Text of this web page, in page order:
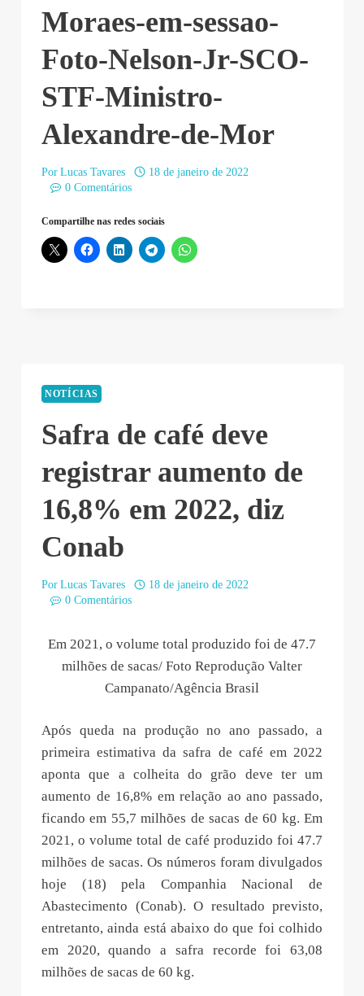
Moraes-em-sessao-
Foto-Nelson-Jr-SCO-
STF-Ministro-
Alexandre-de-Mor
Por Lucas Tavares
18 de janeiro de 2022
0 Comentários
Compartilhe nas redes sociais
NOTÍCIAS
Safra de café deve
registrar aumento de
16,8% em 2022, diz
Conab
Por Lucas Tavares
18 de janeiro de 2022
0 Comentários
Em 2021, o volume total produzido foi de 47.7
milhões de sacas/ Foto Reprodução Valter
Campanato/Agência Brasil
Após queda na produção no ano passado, a
primeira estimativa da safra de café em 2022
aponta que a colheita do grão deve ter um
aumento de 16,8% em relação ao ano passado,
ficando em 55,7 milhões de sacas de 60 kg. Em
2021, o volume total de café produzido foi 47.7
milhões de sacas. Os números foram divulgados
hoje (18) pela Companhia Nacional de
Abastecimento (Conab). O resultado previsto,
entretanto, ainda está abaixo do que foi colhido
em 2020, quando a safra recorde foi 63,08
milhões de sacas de 60 kg.